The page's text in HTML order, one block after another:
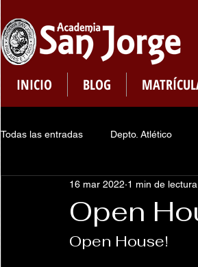
INICIO BLOG
Todas las entradas Depto. Atlético
Plataformas Dept. de Pastoral
Consejo de Estudiantes
Open
16 mar 2022 1 min de lectura
Open House!